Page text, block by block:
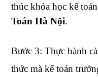
thúc khóa học kế
Toán Hà Nội.
Bước 3: Thực hành
thức mà kế toán